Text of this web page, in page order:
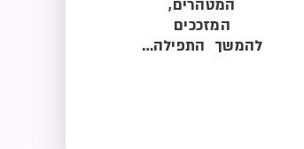
המטהרים,
המזככים
להמשך התפילה…